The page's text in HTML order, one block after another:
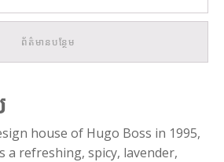
ព័ត៌មានបន្ថែម
house of Hugo Boss in 1995,
a refreshing, spicy, lavender,